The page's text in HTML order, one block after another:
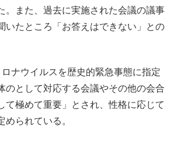
。また、過去に実施された会議の議事
いたところ「お答えはできない」との
ナウイルスを歴史的緊急事態に指定
のとして対応する会議やその他の会合
て極めて重要」とされ、性格に応じて
められている。